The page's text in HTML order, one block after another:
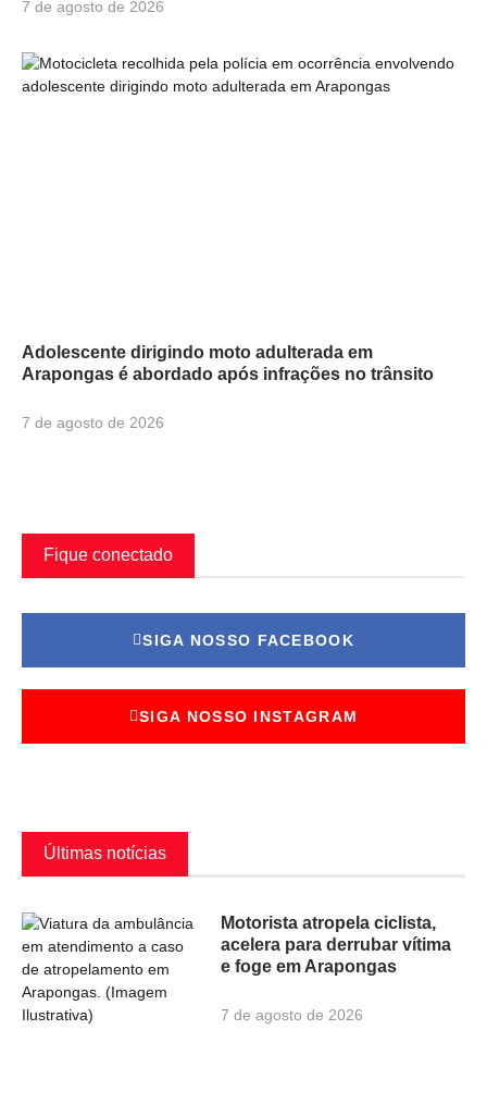
7 de agosto de 2026
Adolescente dirigindo moto adulterada em
Arapongas é abordado após infrações no trânsito
7 de agosto de 2026
Fique conectado
SIGA NOSSO FACEBOOK
SIGA NOSSO INSTAGRAM
Últimas notícias
Motorista atropela ciclista,
acelera para derrubar vítima
e foge em Arapongas
7 de agosto de 2026